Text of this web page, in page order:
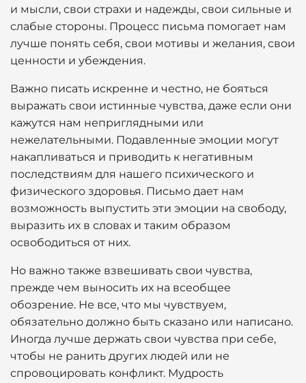
и мысли, свои страхи и надежды, свои сильные и
слабые стороны. Процесс письма помогает нам
лучше понять себя, свои мотивы и желания, свои
ценности и убеждения.
Важно писать искренне и честно, не бояться
выражать свои истинные чувства, даже если они
кажутся нам неприглядными или
нежелательными. Подавленные эмоции могут
накапливаться и приводить к негативным
последствиям для нашего психического и
физического здоровья. Письмо дает нам
возможность выпустить эти эмоции на свободу,
выразить их в словах и таким образом
освободиться от них.
Но важно также взвешивать свои чувства,
прежде чем выносить их на всеобщее
обозрение. Не все, что мы чувствуем,
обязательно должно быть сказано или написано.
Иногда лучше держать свои чувства при себе,
чтобы не ранить других людей или не
спровоцировать конфликт. Мудрость